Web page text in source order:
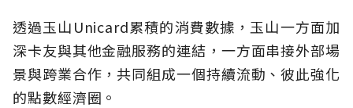
透過玉山Unicard累積的消費數據，玉山一方面加
深卡友與其他金融服務的連結，一方面串接外部場
景與跨業合作，共同組成一個持續流動、彼此強化
的點數經濟圈。